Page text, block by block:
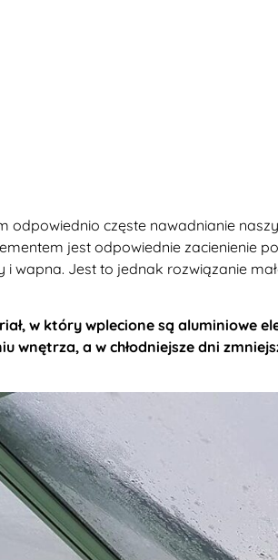
częste nawadnianie
jest odpowiednie zacienienie
Jest to jednak rozwiązanie
w który wplecione są aluminiowe
a w chłodniejsze dni